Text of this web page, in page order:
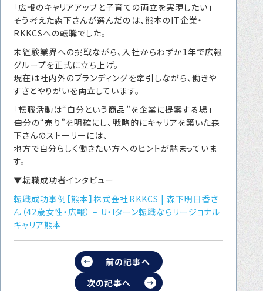
転職エージェントサービス
転職相談会
転職者の声
キャリア採用をお考えの企業様へ
選ばれる４つの理由
４つの特長で解決
独自の採用スキーム
お問い合わせ
プライバシーポリシー
「広報のキャリアアップと子育ての両立を実現したい」
そう考えた森下さんが選んだのは、熊本のIT企業・
RKKCSへの転職でした。
未経験業界への挑戦ながら、入社からわずか1年で広報
グループを正式に立ち上げ。
現在は社内外のブランディングを牽引しながら、働きや
すさとやりがいを両立しています。
「転職活動は“自分という商品”を企業に提案する場」
――自分の“売り”を明確にし、戦略的にキャリアを築いた森
下さんのストーリーには、
地方で自分らしく働きたい方へのヒントが詰まっていま
す。
▼転職成功者インタビュー
転職成功事例【熊本】株式会社RKKCS | 森下明日香さ
ん（42歳女性・広報） – U・Iターン転職ならリージョナル
キャリア熊本
前の記事へ
次の記事へ